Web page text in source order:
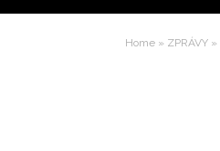
Home » ZPRÁVY »